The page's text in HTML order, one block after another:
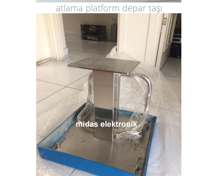
atlama platform depar taşı